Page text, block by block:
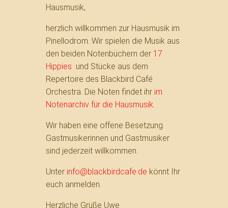
Hausmusik,
herzlich willkommen zur Hausmusik im
Pinellodrom. Wir spielen die Musik aus
den beiden Notenbüchern der 17
Hippies und Stücke aus dem
Repertoire des Blackbird Café
Orchestra. Die Noten findet ihr im
Notenarchiv für die Hausmusik.
Wir haben eine offene Besetzung.
Gastmusikerinnen und Gastmusiker
sind jederzeit willkommen.
Unter info@blackbirdcafe.de könnt Ihr
euch anmelden.
Herzliche Grüße Uwe